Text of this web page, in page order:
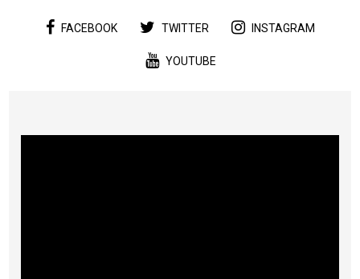
FACEBOOK TWITTER INSTAGRAM
YOUTUBE